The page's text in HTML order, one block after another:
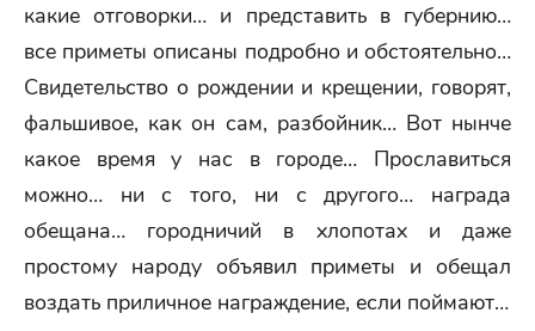
какие отговорки… и представить в губернию…
все приметы описаны подробно и обстоятельно…
Свидетельство о рождении и крещении, говорят,
фальшивое, как он сам, разбойник… Вот нынче
какое время у нас в городе… Прославиться
можно… ни с того, ни с другого… награда
обещана… городничий в хлопотах и даже
простому народу объявил приметы и обещал
воздать приличное награждение, если поймают…